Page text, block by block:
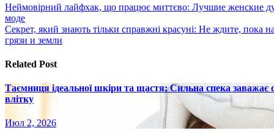
Навигация
по
записям
Неймовірний лайфхак, що працює миттєво: Лучшие женские
моде
Секрет, який знають тільки справжні красуні: Не ждите, пока
грязи и земли
Related Post
Таємниця ідеальної шкіри та щастя: Сильна спека
влітку
Июл 2, 2026